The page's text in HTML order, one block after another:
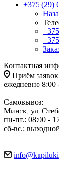
+375 (29)
Контактная
Приём заявок
ежедневно 8:00
Самовывоз:
Минск, ул.
пн-пт.: 08:00 -
сб-вс.: выходной